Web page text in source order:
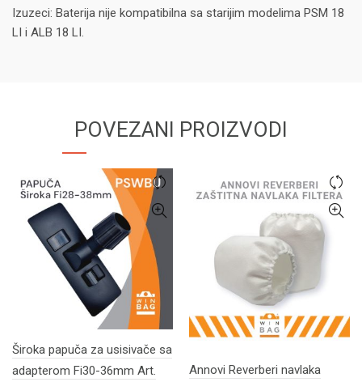
Izuzeci: Baterija nije kompatibilna sa starijim modelima PSM 18
LI i ALB 18 LI.
POVEZANI PROIZVODI
Široka papuča za usisivače sa
adapterom Fi30-36mm Art.
Annovi Reverberi navlaka